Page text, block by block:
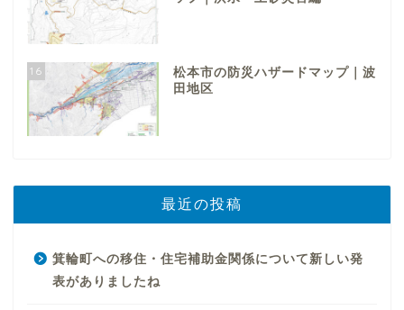
16
松本市の防災ハザードマップ｜波
田地区
最近の投稿
箕輪町への移住・住宅補助金関係について新しい発
表がありましたね